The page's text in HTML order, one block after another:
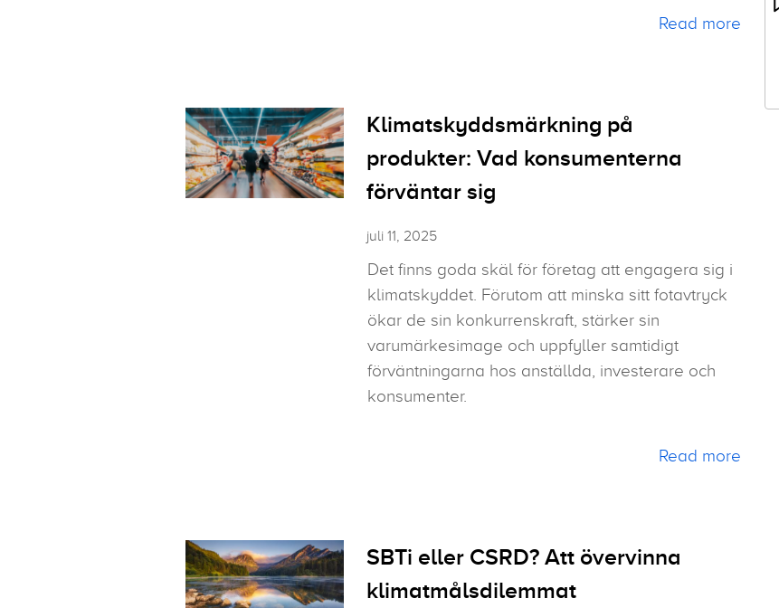
Read more
Klimatskyddsmärkning på
produkter: Vad konsumenterna
förväntar sig
juli 11, 2025
Det finns goda skäl för företag att engagera sig i
klimatskyddet. Förutom att minska sitt fotavtryck
ökar de sin konkurrenskraft, stärker sin
varumärkesimage och uppfyller samtidigt
förväntningarna hos anställda, investerare och
konsumenter.
Read more
SBTi eller CSRD? Att övervinna
klimatmålsdilemmat